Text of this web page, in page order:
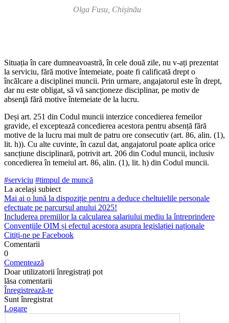
Olga Fusu, Chișinău
Situația în care dumneavoastră, în cele două zile, nu v-ați pre­zentat
la serviciu, fără motive întemeiate, poate fi calificată drept o
încălcare a disciplinei muncii. Prin urmare, angajatorul este în drept,
dar nu este obligat, să vă sancționeze disciplinar, pe motiv de
absenţă fără motive întemeiate de la lucru.
Deși art. 251 din Codul muncii interzice concedierea femeilor
gravide, el exceptează concedierea acestora pentru absență fără
motive de la lucru mai mult de patru ore consecutiv (art. 86, alin. (1),
lit. h)). Cu alte cuvinte, în cazul dat, angajatorul poate aplica orice
sancțiune disciplinară, potrivit art. 206 din Codul muncii, inclusiv
concedierea în temeiul art. 86, alin. (1), lit. h) din Codul muncii.
#serviciu #timpul de muncă
La același subiect
Mai ai o lună la dispoziție pentru a deduce cheltuielile personale
efectuate pe parcursul anului 2025!
Includerea premiilor la calcularea salariului mediu la întreprindere
Convențiile OIM și efectul acestora asupra legislației naționale
Citiți-ne pe Facebook
Comentarii
0
Comentează
Doar utilizatorii înregistrați pot
lăsa comentarii
Înregistrează-te
Sunt înregistrat
Logare